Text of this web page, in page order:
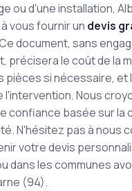
ou d'une installation,
vous fournir un devis
document, sans
précisera le coût de la
pièces si nécessaire, et
l'intervention. Nous
confiance basée sur la
N'hésitez pas à nous
votre devis
dans les communes
(94).